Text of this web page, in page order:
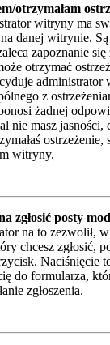
otrzymałam
witryny ma
danej witrynie.
zapoznanie
otrzymać
z
żadnej
nie masz jasności,
witryny.
zgłosić posty
na to zezwolił,
chcesz zgłosić,
Naciśnięcie
do formularza,
zgłoszenia.